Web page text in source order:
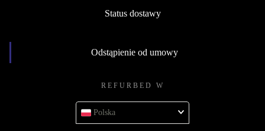
Status dostawy
Odstąpienie od umowy
REFURBED W
Polska